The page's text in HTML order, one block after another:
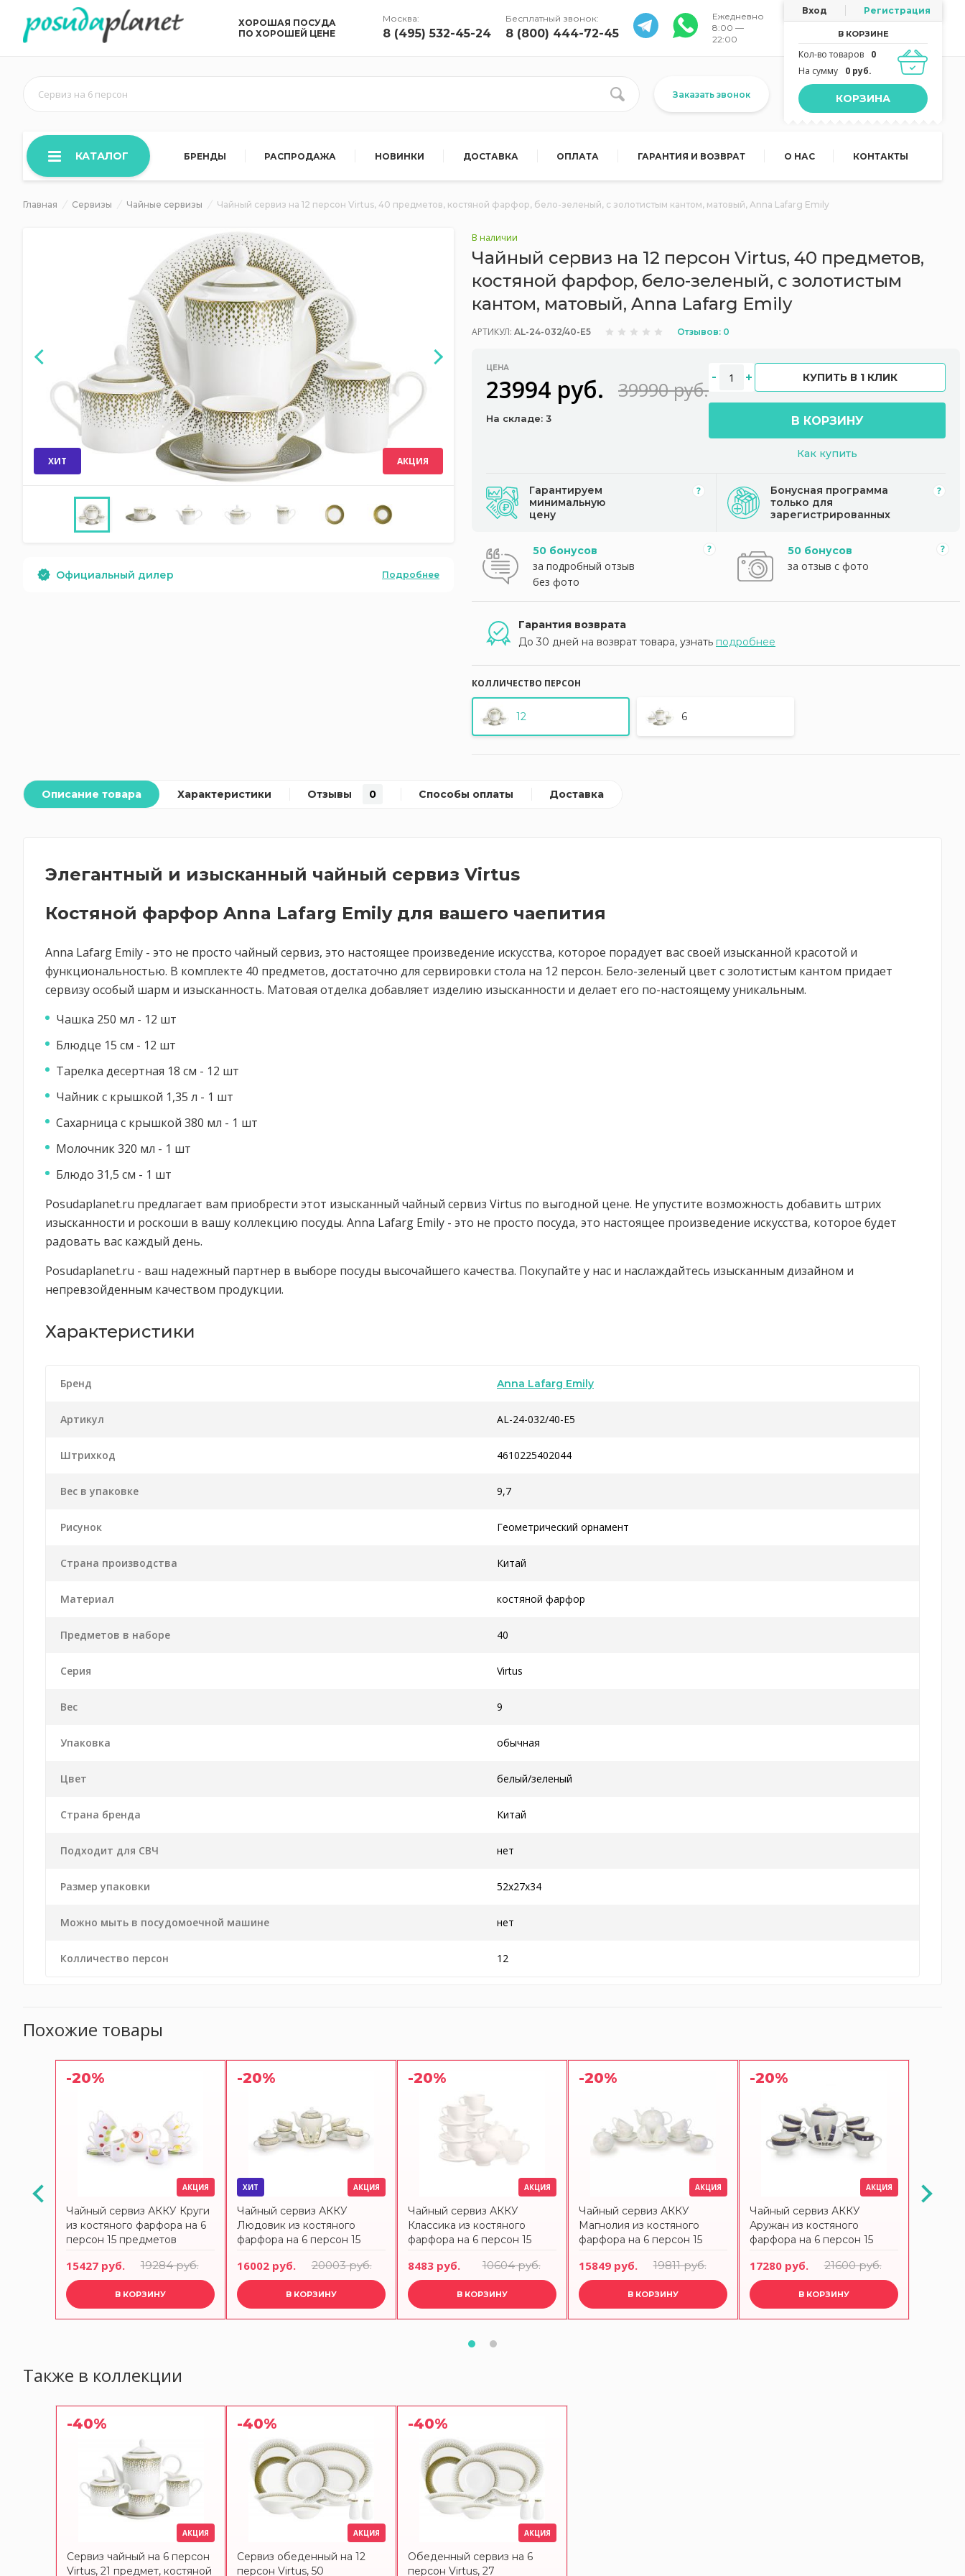
ХОРОШАЯ ПОСУДА
ПО ХОРОШЕЙ ЦЕНЕ
Москва:
8 (495) 532-45-24
Бесплатный звонок:
8 (800) 444-72-45
Ежедневно
8:00 —
22:00
Вход Регистрация
В КОРЗИНЕ
Кол-во товаров
0
На сумму
0 руб.
КОРЗИНА
Сервиз на 6 персон Заказать звонок
КАТАЛОГ БРЕНДЫ РАСПРОДАЖА НОВИНКИ ДОСТАВКА ОПЛАТА ГАРАНТИЯ И ВОЗВРАТ О НАС КОНТАКТЫ
Главная Сервизы Чайные сервизы Чайный сервиз на 12 персон Virtus, 40 предметов, костяной фарфор, бело-зеленый, с золотистым кантом, матовый, Anna Lafarg Emily
ХИТ АКЦИЯ
Официальный дилер Подробнее
В наличии
Чайный сервиз на 12 персон Virtus, 40 предметов,
костяной фарфор, бело-зеленый, с золотистым
кантом, матовый, Anna Lafarg Emily
АРТИКУЛ: AL-24-032/40-E5 Отзывов: 0
ЦЕНА
23994 руб. 39990 руб.
На складе: 3
КУПИТЬ В 1 КЛИК
В КОРЗИНУ
Как купить
Гарантируем
минимальную
цену
Бонусная программа
только для
зарегистрированных
50 бонусов
за подробный отзыв
без фото
50 бонусов
за отзыв с фото
Гарантия возврата
До 30 дней на возврат товара, узнать подробнее
КОЛЛИЧЕСТВО ПЕРСОН
12 6
Описание товара Характеристики Отзывы 0 Способы оплаты Доставка
Элегантный и изысканный чайный сервиз Virtus
Костяной фарфор Anna Lafarg Emily для вашего чаепития
Anna Lafarg Emily - это не просто чайный сервиз, это настоящее произведение искусства, которое порадует вас своей изысканной красотой и
функциональностью. В комплекте 40 предметов, достаточно для сервировки стола на 12 персон. Бело-зеленый цвет с золотистым кантом придает
сервизу особый шарм и изысканность. Матовая отделка добавляет изделию изысканности и делает его по-настоящему уникальным.
Чашка 250 мл - 12 шт
Блюдце 15 см - 12 шт
Тарелка десертная 18 см - 12 шт
Чайник с крышкой 1,35 л - 1 шт
Сахарница с крышкой 380 мл - 1 шт
Молочник 320 мл - 1 шт
Блюдо 31,5 см - 1 шт
Posudaplanet.ru предлагает вам приобрести этот изысканный чайный сервиз Virtus по выгодной цене. Не упустите возможность добавить штрих
изысканности и роскоши в вашу коллекцию посуды. Anna Lafarg Emily - это не просто посуда, это настоящее произведение искусства, которое будет
радовать вас каждый день.
Posudaplanet.ru - ваш надежный партнер в выборе посуды высочайшего качества. Покупайте у нас и наслаждайтесь изысканным дизайном и
непревзойденным качеством продукции.
Характеристики
Бренд Anna Lafarg Emily
Артикул AL-24-032/40-E5
Штрихкод 4610225402044
Вес в упаковке 9,7
Рисунок Геометрический орнамент
Страна производства Китай
Материал костяной фарфор
Предметов в наборе 40
Серия Virtus
Вес 9
Упаковка обычная
Цвет белый/зеленый
Страна бренда Китай
Подходит для СВЧ нет
Размер упаковки 52x27x34
Можно мыть в посудомоечной машине нет
Колличество персон 12
Похожие товары
АКЦИЯ
-20%
АКЦИЯ
Чайный сервиз АККУ Круги
из костяного фарфора на 6
персон 15 предметов
15427 руб. 19284 руб.
В КОРЗИНУ
-20%
ХИТ АКЦИЯ
Чайный сервиз АККУ
Людовик из костяного
фарфора на 6 персон 15
16002 руб. 20003 руб.
В КОРЗИНУ
-20%
АКЦИЯ
Чайный сервиз АККУ
Классика из костяного
фарфора на 6 персон 15
8483 руб. 10604 руб.
В КОРЗИНУ
-20%
АКЦИЯ
Чайный сервиз АККУ
Магнолия из костяного
фарфора на 6 персон 15
15849 руб. 19811 руб.
В КОРЗИНУ
-20%
АКЦИЯ
Чайный сервиз АККУ
Аружан из костяного
фарфора на 6 персон 15
17280 руб. 21600 руб.
В КОРЗИНУ
Также в коллекции
-40%
АКЦИЯ
Сервиз чайный на 6 персон
Virtus, 21 предмет, костяной
-40%
АКЦИЯ
Сервиз обеденный на 12
персон Virtus, 50
-40%
АКЦИЯ
Обеденный сервиз на 6
персон Virtus, 27